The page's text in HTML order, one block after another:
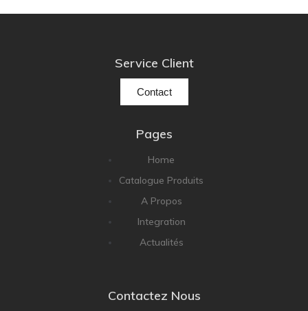
Service Client
Contact
Pages
Home
Catalogue Produits
A Propos
Integration
Actualités
Contactez Nous